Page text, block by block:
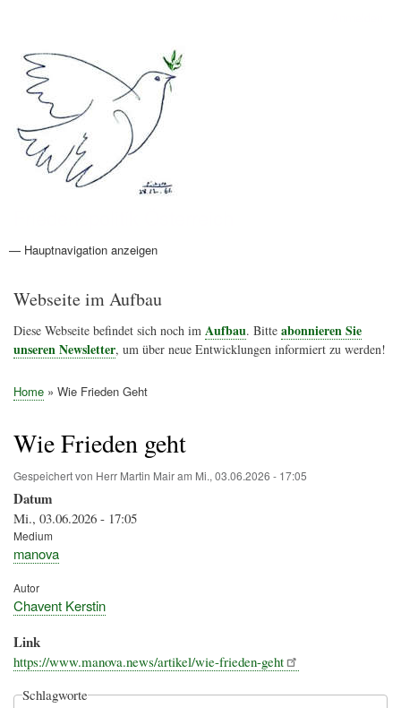
Hauptnavigation
— Hauptnavigation anzeigen
Aktionen
Friedensbewegung
Friedensprojekte
Home
Konflikte
Links
Narichtenlinks
News
Politik
Termine
Texte
Kunst
Friedensexperten
Friedensforschung
Friedensinitiativen
Friedensnachrichten
Webseite im Aufbau
Diese Webseite befindet sich noch im Aufbau. Bitte abonnieren Sie
unseren Newsletter, um über neue Entwicklungen informiert zu werden!
Home Wie Frieden Geht
Wie Frieden geht
Gespeichert von Herr Martin Mairam Mi., 03.06.2026 - 17:05
Datum
Mi., 03.06.2026 - 17:05
Medium
manova
Autor
Chavent Kerstin
Link
https://www.manova.news/artikel/wie-frieden-geht
Schlagworte